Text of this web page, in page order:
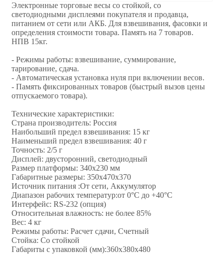
Электронные торговые весы со стойкой, со
светодиодными дисплеями покупателя и продавца,
питанием от сети или АКБ. Для взвешивания, фасовки и
определения стоимости товара. Память на 7 товаров.
НПВ 15кг.
- Режимы работы: взвешивание, суммирование,
тарирование, сдача.
- Автоматическая установка нуля при включении весов.
- Память фиксированных товаров (быстрый вызов цены
отпускаемого товара).
Технические характеристики:
Страна производитель: Россия
Наибольший предел взвешивания: 15 кг
Наименьший предел взвешивания: 40 г
Точность: 2/5 г
Дисплей: двусторонний, светодиодный
Размер платформы: 340х230 мм
Габаритные размеры: 350х470х370
Источник питания :От сети, Аккумулятор
Диапазон рабочих температур:от 0°С до +40°C
Интерфейс: RS-232 (опция)
Относительная влажность: не более 85%
Вес: 4 кг
Режимы работы: Расчет сдачи, Счетный
Стойка: Со стойкой
Габариты с упаковкой (мм):360x380x480